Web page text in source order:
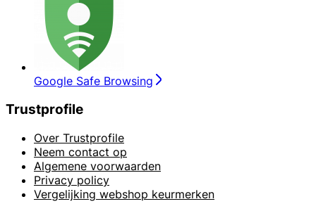
Google Safe Browsing
Trustprofile
Over Trustprofile
Neem contact op
Algemene voorwaarden
Privacy policy
Vergelijking webshop keurmerken